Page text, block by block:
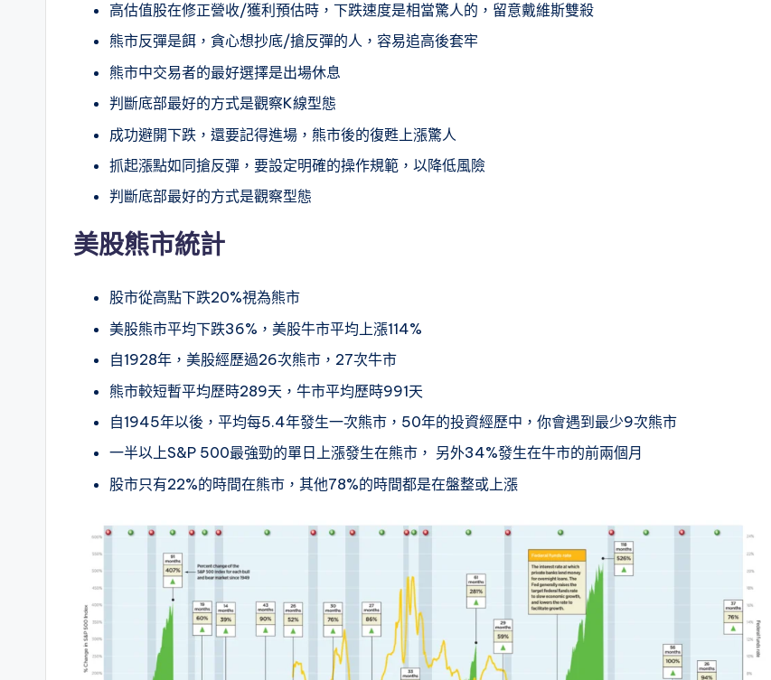
高估值股在修正營收/獲利預估時，下跌速度是相當驚人的，留意戴維斯雙殺
熊市反彈是餌，貪心想抄底/搶反彈的人，容易追高後套牢
熊市中交易者的最好選擇是出場休息
判斷底部最好的方式是觀察K線型態
成功避開下跌，還要記得進場，熊市後的復甦上漲驚人
抓起漲點如同搶反彈，要設定明確的操作規範，以降低風險
判斷底部最好的方式是觀察型態
美股熊市統計
股市從高點下跌20%視為熊市
美股熊市平均下跌36%，美股牛市平均上漲114%
自1928年，美股經歷過26次熊市，27次牛市
熊市較短暫平均歷時289天，牛市平均歷時991天
自1945年以後，平均每5.4年發生一次熊市，50年的投資經歷中，你會遇到最少9次熊市
一半以上S&P 500最強勁的單日上漲發生在熊市， 另外34%發生在牛市的前兩個月
股市只有22%的時間在熊市，其他78%的時間都是在盤整或上漲